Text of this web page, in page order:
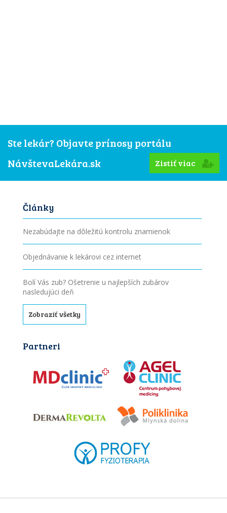
Ste lekár? Objavte prínosy portálu
NávštevaLekára.sk
Zistiť viac
Články
Nezabúdajte na dôležitú kontrolu znamienok
Objednávanie k lekárovi cez internet
Bolí Vás zub? Ošetrenie u najlepších zubárov
nasledujúci deň
Zobraziť všetky
Partneri